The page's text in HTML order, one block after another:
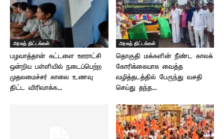
அரசுத் திட்டங்கள்
பழவாத்தான் கட்டளை ஊராட்சி
ஒன்றிய பள்ளியில் நடைப்பெற்ற
முதலமைச்சர் காலை உணவு
திட்ட விரிவாக்க...
அரசுத் திட்டங்கள்
தொகுதி மக்களின் நீண்ட காலக்
கோரிக்கையாக வைத்த
வழித்தடத்தில் பேருந்து வசதி
செய்து தந்த...